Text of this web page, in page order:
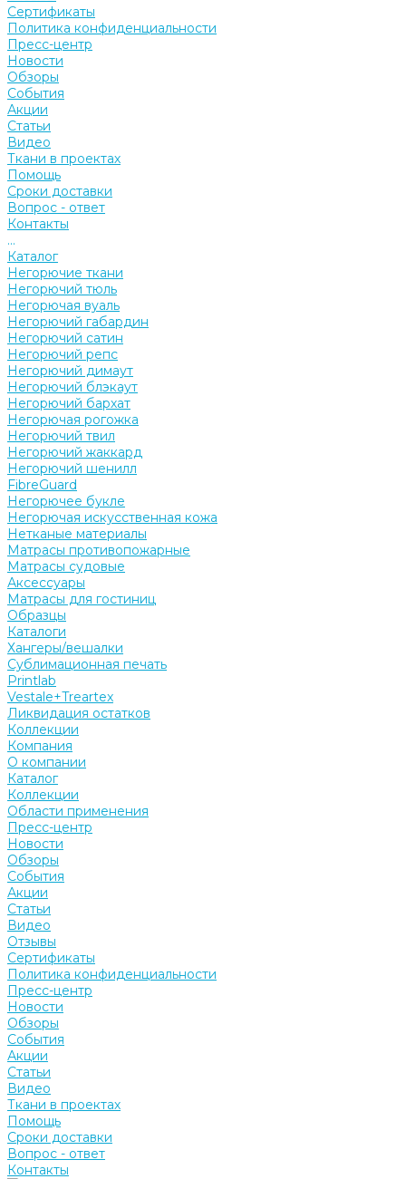
Сертификаты
Политика конфиденциальности
Пресс-центр
Новости
Обзоры
События
Акции
Статьи
Видео
Ткани в проектах
Помощь
Сроки доставки
Вопрос - ответ
Контакты
...
Каталог
Негорючие ткани
Негорючий тюль
Негорючая вуаль
Негорючий габардин
Негорючий сатин
Негорючий репс
Негорючий димаут
Негорючий блэкаут
Негорючий бархат
Негорючая рогожка
Негорючий твил
Негорючий жаккард
Негорючий шенилл
FibreGuard
Негорючее букле
Негорючая искусственная кожа
Нетканые материалы
Матрасы противопожарные
Матрасы судовые
Аксессуары
Матрасы для гостиниц
Образцы
Каталоги
Хангеры/вешалки
Сублимационная печать
Printlab
Vestale+Treartex
Ликвидация остатков
Коллекции
Компания
О компании
Каталог
Коллекции
Области применения
Пресс-центр
Новости
Обзоры
События
Акции
Статьи
Видео
Отзывы
Сертификаты
Политика конфиденциальности
Пресс-центр
Новости
Обзоры
События
Акции
Статьи
Видео
Ткани в проектах
Помощь
Сроки доставки
Вопрос - ответ
Контакты